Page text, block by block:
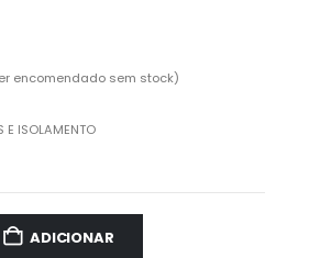
encomendado sem stock)
E ISOLAMENTO
ADICIONAR